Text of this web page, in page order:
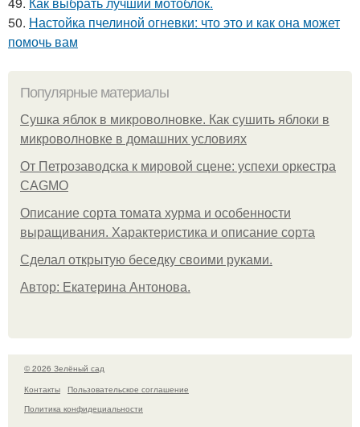
50. Настойка пчелиной огневки: что это и как она может
помочь вам
Популярные материалы
Сушка яблок в микроволновке. Как сушить яблоки в
микроволновке в домашних условиях
От Петрозаводска к мировой сцене: успехи оркестра
CAGMO
Описание сорта томата хурма и особенности
выращивания. Характеристика и описание сорта
Сделал открытую беседку своими руками.
Автор: Екатерина Антонова.
© 2026 Зелёный сад
Контакты
Пользовательское соглашение
Политика конфидециальности